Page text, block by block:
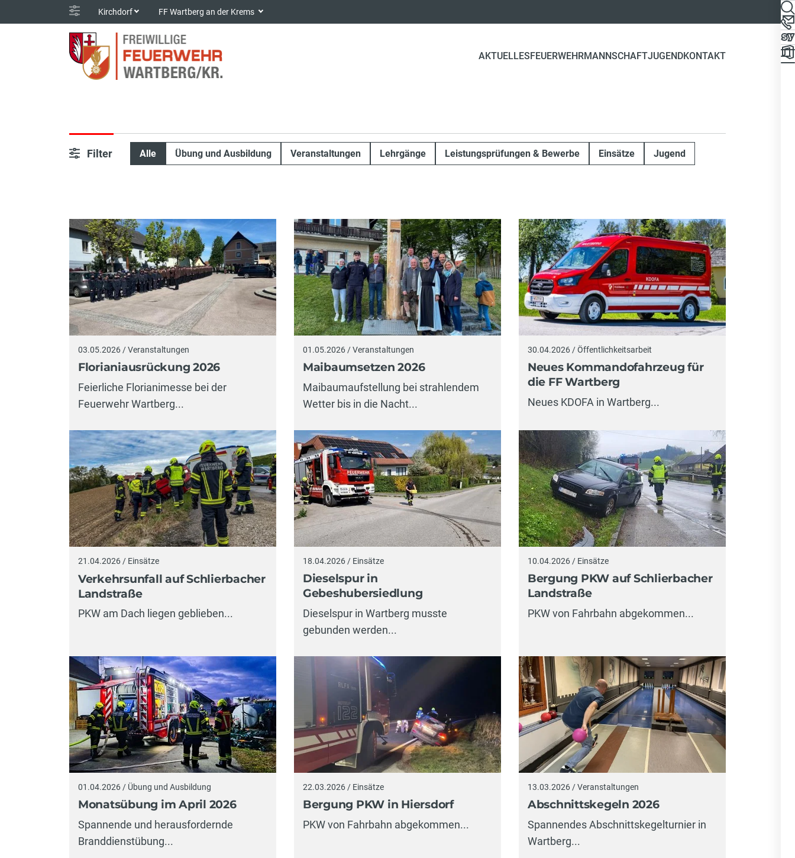
Kirchdorf FF Wartberg an der Krems
AKTUELLESFEUERWEHRMANNSCHAFTJUGENDKONTAKT
Filter Alle Übung und Ausbildung Veranstaltungen Lehrgänge Leistungsprüfungen & Bewerbe Einsätze Jugend
03.05.2026 / Veranstaltungen
Florianiausrückung 2026
Feierliche Florianimesse bei der
Feuerwehr Wartberg...
01.05.2026 / Veranstaltungen
Maibaumsetzen 2026
Maibaumaufstellung bei strahlendem
Wetter bis in die Nacht...
30.04.2026 / Öffentlichkeitsarbeit
Neues Kommandofahrzeug für
die FF Wartberg
Neues KDOFA in Wartberg...
21.04.2026 / Einsätze
Verkehrsunfall auf Schlierbacher
Landstraße
PKW am Dach liegen geblieben...
18.04.2026 / Einsätze
Dieselspur in
Gebeshubersiedlung
Dieselspur in Wartberg musste
gebunden werden...
10.04.2026 / Einsätze
Bergung PKW auf Schlierbacher
Landstraße
PKW von Fahrbahn abgekommen...
01.04.2026 / Übung und Ausbildung
Monatsübung im April 2026
Spannende und herausfordernde
Branddienstübung...
22.03.2026 / Einsätze
Bergung PKW in Hiersdorf
PKW von Fahrbahn abgekommen...
13.03.2026 / Veranstaltungen
Abschnittskegeln 2026
Spannendes Abschnittskegelturnier in
Wartberg...